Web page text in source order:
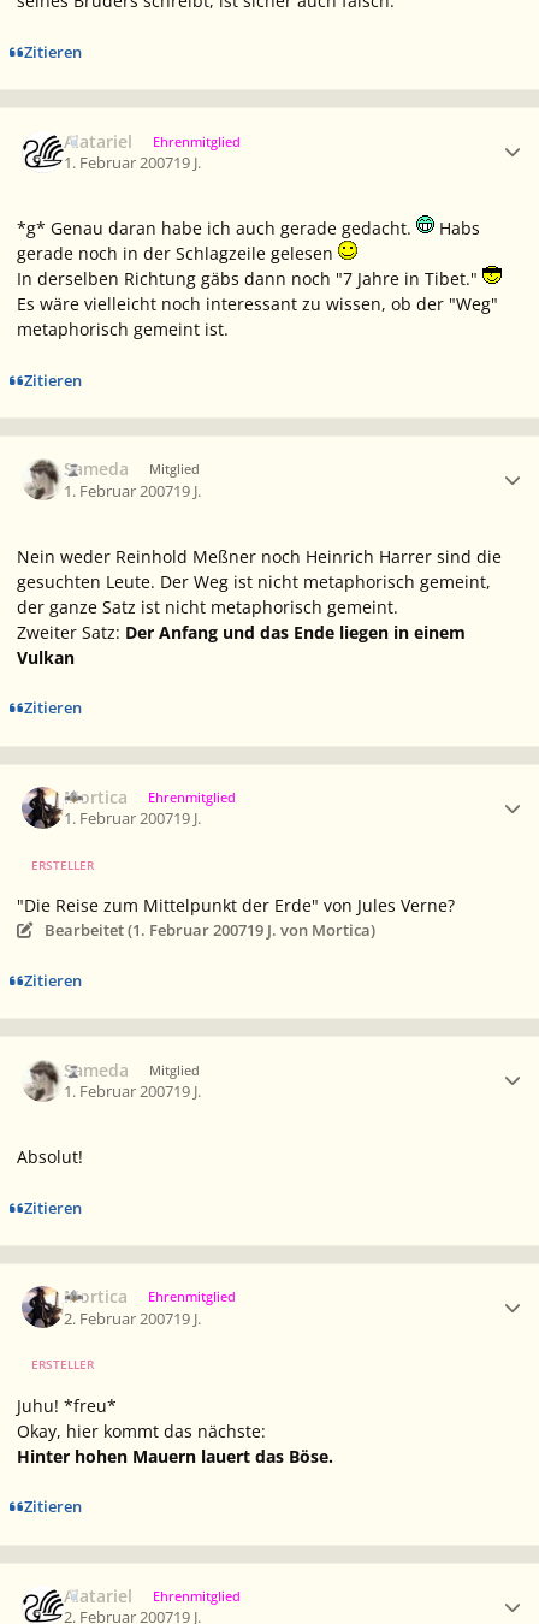
Zitieren
Alatariel Ehrenmitglied
1. Februar 200719 J.
*g* Genau daran habe ich auch gerade gedacht.
Habs
gerade noch in der Schlagzeile gelesen
In derselben Richtung gäbs dann noch "7 Jahre in Tibet."
Es wäre vielleicht noch interessant zu wissen, ob der "Weg"
metaphorisch gemeint ist.
Zitieren
Sameda Mitglied
1. Februar 200719 J.
Nein weder Reinhold Meßner noch Heinrich Harrer sind die
gesuchten Leute. Der Weg ist nicht metaphorisch gemeint,
der ganze Satz ist nicht metaphorisch gemeint.
Zweiter Satz: Der Anfang und das Ende liegen in einem
Vulkan
Zitieren
Mortica Ehrenmitglied
1. Februar 200719 J.
ERSTELLER
"Die Reise zum Mittelpunkt der Erde" von Jules Verne?
Bearbeitet (1. Februar 200719 J. von Mortica)
Zitieren
Sameda Mitglied
1. Februar 200719 J.
Absolut!
Zitieren
Mortica Ehrenmitglied
2. Februar 200719 J.
ERSTELLER
Juhu! *freu*
Okay, hier kommt das nächste:
Hinter hohen Mauern lauert das Böse.
Zitieren
Alatariel Ehrenmitglied
2. Februar 200719 J.